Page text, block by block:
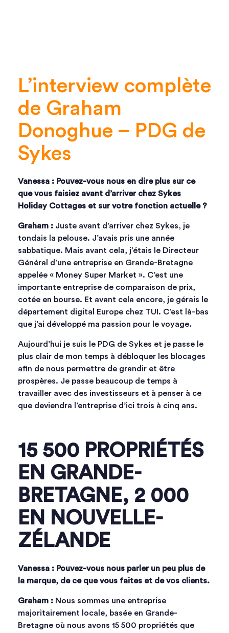
L’interview complète
de Graham
Donoghue – PDG de
Sykes
Vanessa : Pouvez-vous nous en dire plus sur ce
que vous faisiez avant d’arriver chez Sykes
Holiday Cottages et sur votre fonction actuelle ?
Graham : Juste avant d’arriver chez Sykes, je
tondais la pelouse. J’avais pris une année
sabbatique. Mais avant cela, j’étais le Directeur
Général d’une entreprise en Grande-Bretagne
appelée « Money Super Market ». C’est une
importante entreprise de comparaison de prix,
cotée en bourse. Et avant cela encore, je gérais le
département digital Europe chez TUI. C’est là-bas
que j’ai développé ma passion pour le voyage.
Aujourd’hui je suis le PDG de Sykes et je passe le
plus clair de mon temps à débloquer les blocages
afin de nous permettre de grandir et être
prospères. Je passe beaucoup de temps à
travailler avec des investisseurs et à penser à ce
que deviendra l’entreprise d’ici trois à cinq ans.
15 500 PROPRIÉTÉS
EN GRANDE-
BRETAGNE, 2 000
EN NOUVELLE-
ZÉLANDE
Vanessa : Pouvez-vous nous parler un peu plus de
la marque, de ce que vous faites et de vos clients.
Graham : Nous sommes une entreprise
majoritairement locale, basée en Grande-
Bretagne où nous avons 15 500 propriétés que